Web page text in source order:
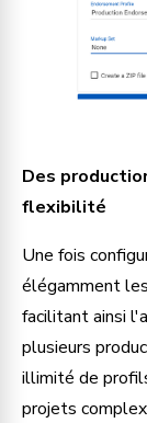
Des
flexibilité
Une fois
élégamment
facilitant ainsi
plusieurs
illimité de
projets